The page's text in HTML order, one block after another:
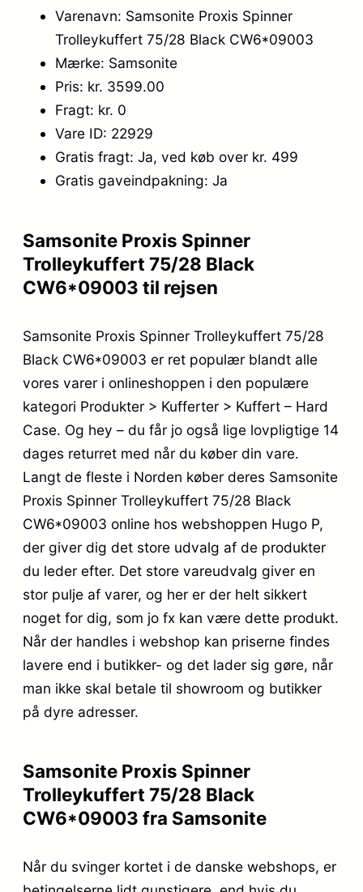
Varenavn: Samsonite Proxis Spinner
Trolleykuffert 75/28 Black CW6*09003
Mærke: Samsonite
Pris: kr. 3599.00
Fragt: kr. 0
Vare ID: 22929
Gratis fragt: Ja, ved køb over kr. 499
Gratis gaveindpakning: Ja
Samsonite Proxis Spinner
Trolleykuffert 75/28 Black
CW6*09003 til rejsen
Samsonite Proxis Spinner Trolleykuffert 75/28
Black CW6*09003 er ret populær blandt alle
vores varer i onlineshoppen i den populære
kategori Produkter > Kufferter > Kuffert – Hard
Case. Og hey – du får jo også lige lovpligtige 14
dages returret med når du køber din vare.
Langt de fleste i Norden køber deres Samsonite
Proxis Spinner Trolleykuffert 75/28 Black
CW6*09003 online hos webshoppen Hugo P,
der giver dig det store udvalg af de produkter
du leder efter. Det store vareudvalg giver en
stor pulje af varer, og her er der helt sikkert
noget for dig, som jo fx kan være dette produkt.
Når der handles i webshop kan priserne findes
lavere end i butikker- og det lader sig gøre, når
man ikke skal betale til showroom og butikker
på dyre adresser.
Samsonite Proxis Spinner
Trolleykuffert 75/28 Black
CW6*09003 fra Samsonite
Når du svinger kortet i de danske webshops, er